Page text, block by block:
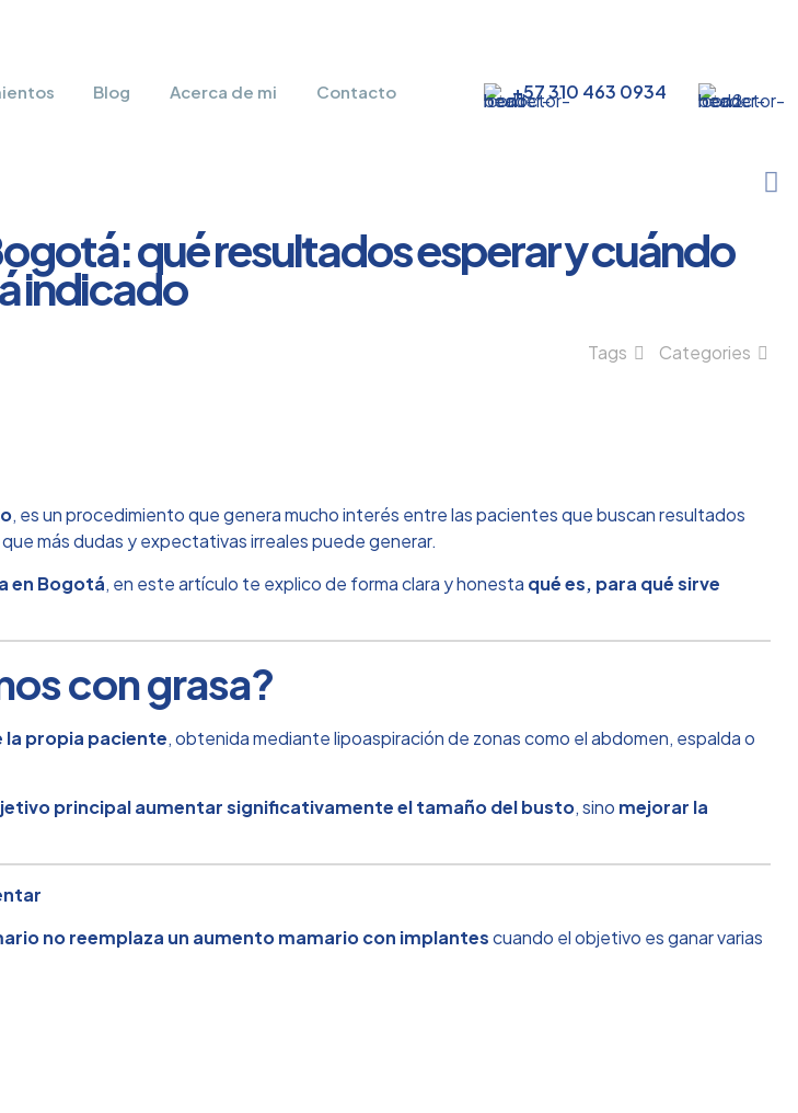
Blog Acerca de mi Contacto +57 310 463 0934
qué resultados esperar y cuándo
indicado
Categories
Tags
, es un procedimiento que genera mucho interés entre las pacientes que buscan resultados
más dudas y expectativas irreales puede generar.
en Bogotá, en este artículo te explico de forma clara y honesta qué es, para qué sirve
con grasa?
la propia paciente, obtenida mediante lipoaspiración de zonas como el abdomen, espalda o
principal aumentar significativamente el tamaño del busto, sino mejorar la
no reemplaza un aumento mamario con implantescuando el objetivo es ganar varias